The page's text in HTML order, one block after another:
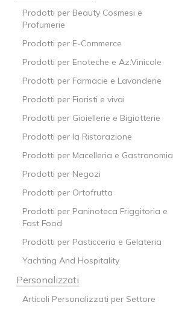
Prodotti per Beauty Cosmesi e
Profumerie
Prodotti per E-Commerce
Prodotti per Enoteche e Az.Vinicole
Prodotti per Farmacie e Lavanderie
Prodotti per Fioristi e vivai
Prodotti per Gioiellerie e Bigiotterie
Prodotti per la Ristorazione
Prodotti per Macelleria e Gastronomia
Prodotti per Negozi
Prodotti per Ortofrutta
Prodotti per Paninoteca Friggitoria e
Fast Food
Prodotti per Pasticceria e Gelateria
Yachting And Hospitality
Personalizzati
Articoli Personalizzati per Settore